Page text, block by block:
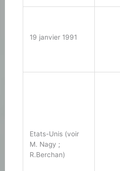
19 janvier 1991
Etats-Unis (voir
M. Nagy ;
R.Berchan)